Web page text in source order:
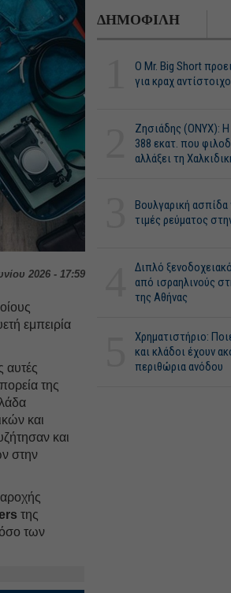
2026 - 17:59
εμπειρία
αυτές
της
και
και
στην
της
των
ΔΗΜΟΦΙΛΗ
O Mr. Big Short
για κραχ
Ζησιάδης (ONYX):
388 εκατ. που
αλλάξει τη
Βουλγαρική ασπίδα
τιμές ρεύματος
Διπλό
από ισραηλινούς
της Αθήνας
Χρηματιστήριο:
και κλάδοι έχουν
περιθώρια ανόδου